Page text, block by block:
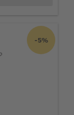
-5%